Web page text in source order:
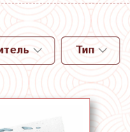
Тип